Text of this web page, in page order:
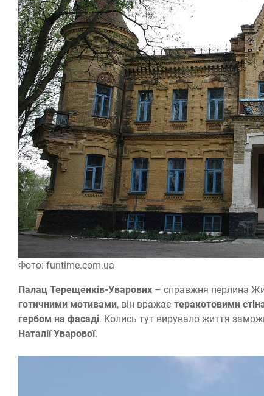
Фото: funtime.com.ua
Палац Терещенків-Уварових – справжня перлина
готичними мотивами, він вражає теракотовими
гербом на фасаді. Колись тут вирувало життя
Наталії Уварової.